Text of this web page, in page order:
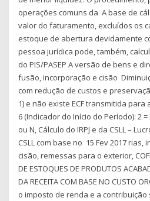
operações comuns da A base de
valor do faturamento, excluídos os
estoque de abertura devidamente
pessoa jurídica pode, também,
do PIS/PASEP A versão de bens e
fusão, incorporação e cisão
com redução de custos e
1) e não existe ECF transmitida para
6 (Indicador do Início do Período): 2
ou N, Cálculo do IRPJ e da CSLL –
CSLL com base no 15 Fev 2017
cisão, remessas para o exterior,
DE ESTOQUES DE PRODUTOS
DA RECEITA COM BASE NO CUSTO
o imposto de renda e a contribuição